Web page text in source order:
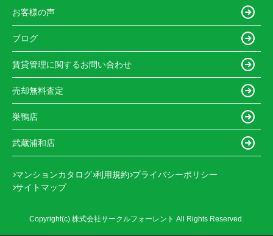
お客様の声
ブログ
賃貸管理に関するお問い合わせ
売却無料査定
巣鴨店
武蔵浦和店
マンションカタログ 利用規約 プライバシーポリシー
サイトマップ
Copyright(c) 株式会社サークルフォーレント All Rights Reserved.